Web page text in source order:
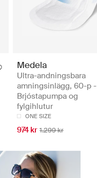
Medela
Ultra-andningsbara
amningsinlägg, 60-p -
Brjóstapumpa og
fylgihlutur
ONE SIZE
974 kr 1.299 kr